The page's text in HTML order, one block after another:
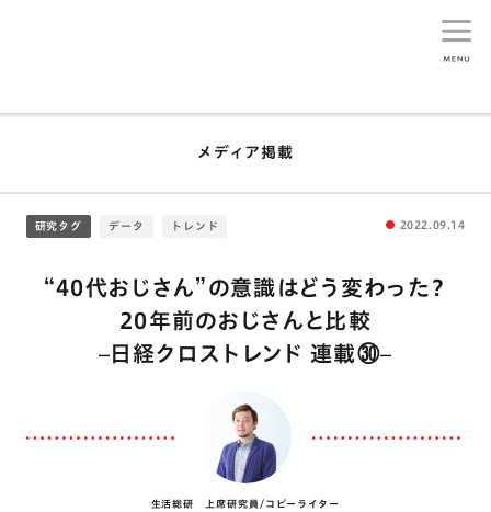
メディア掲載
研究タグ データ トレンド 2022.09.14
“40代おじさん”の意識はどう変わった？
20年前のおじさんと比較
–日経クロストレンド 連載㉚–
生活総研 上席研究員/コピーライター